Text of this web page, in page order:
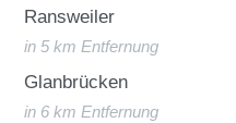
Ransweiler
in 5 km Entfernung
Glanbrücken
in 6 km Entfernung